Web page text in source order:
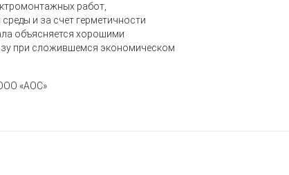
работ,
и за счет герметичности
объясняется хорошими
при сложившемся экономическом
«АОС»